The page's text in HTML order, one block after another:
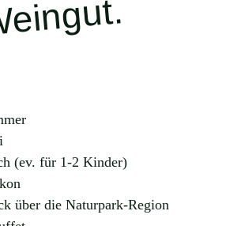
(ev. für 1-2 Kinder)
über die Naturpark-Region